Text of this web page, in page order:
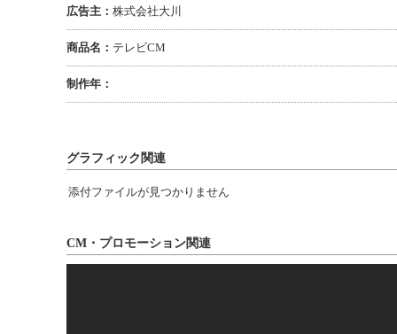
広告主： 株式会社大川
商品名： テレビCM
制作年：
グラフィック関連
添付ファイルが見つかりません
CM・プロモーション関連